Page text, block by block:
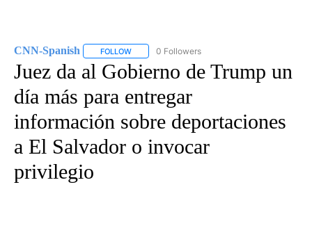
CNN-Spanish FOLLOW FOLLOW "CNN-SPANISH" TO RECEIVE
0 Followers
Juez da al Gobierno de Trump un
día más para entregar
información sobre deportaciones
a El Salvador o invocar
privilegio